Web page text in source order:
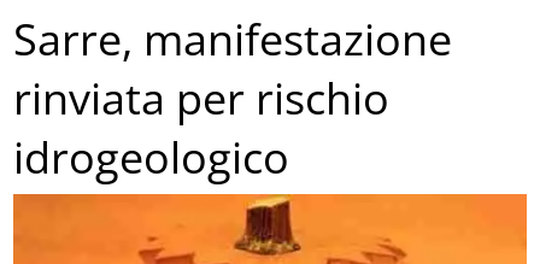
Sarre, manifestazione
rinviata per rischio
idrogeologico